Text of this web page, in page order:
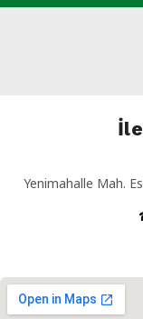
Yenimahalle Mah.